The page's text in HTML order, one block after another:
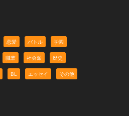
恋愛 バトル 学園
職業 社会派 歴史
BL エッセイ その他